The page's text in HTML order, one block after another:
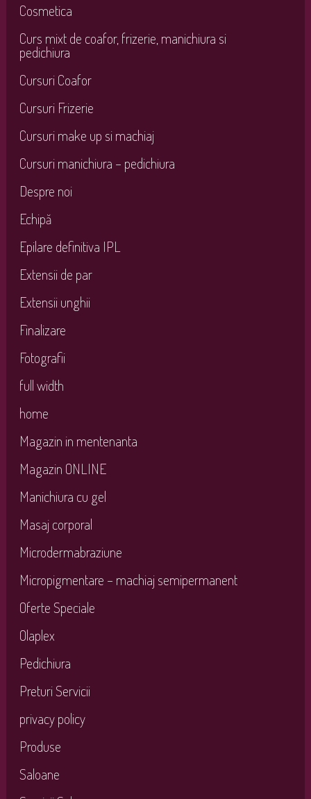
Cosmetica
Curs mixt de coafor, frizerie, manichiura si
pedichiura
Cursuri Coafor
Cursuri Frizerie
Cursuri make up si machiaj
Cursuri manichiura – pedichiura
Despre noi
Echipă
Epilare definitiva IPL
Extensii de par
Extensii unghii
Finalizare
Fotografii
full width
home
Magazin in mentenanta
Magazin ONLINE
Manichiura cu gel
Masaj corporal
Microdermabraziune
Micropigmentare – machiaj semipermanent
Oferte Speciale
Olaplex
Pedichiura
Preturi Servicii
privacy policy
Produse
Saloane